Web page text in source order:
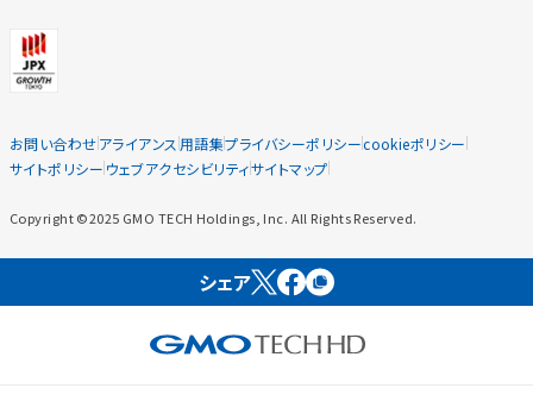
お問い合わせアライアンス 用語集プライバシーポリシーcookieポリシー
サイトポリシー ウェブアクセシビリティサイトマップ
Copyright ©2025 GMO TECH Holdings, Inc. All Rights Reserved.
シェア